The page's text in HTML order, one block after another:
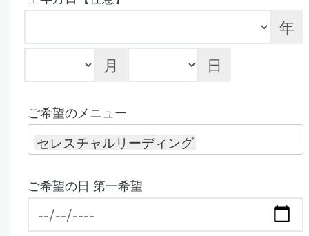
年
月
日
ご希望のメニュー
セレスチャルリーディング
ご希望の日 第一希望